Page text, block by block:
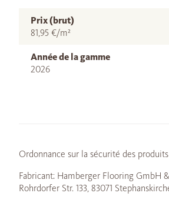
Prix (brut)
81,95 €/m²
Année de la gamme
2026
Ordonnance sur la sécurité des produits
Fabricant: Hamberger Flooring GmbH
Rohrdorfer Str. 133, 83071